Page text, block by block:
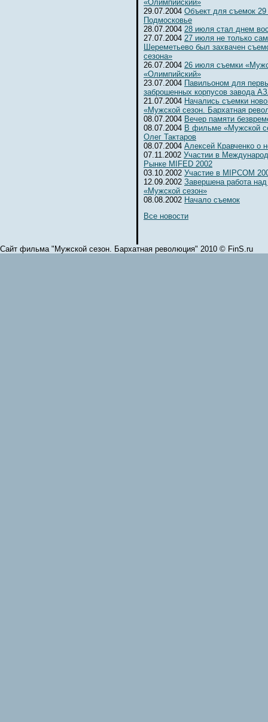
«Олимпийский»
29.07.2004 Объект для съемок
Подмосковье
28.07.2004 28 июля стал днем
27.07.2004 27 июля не только
Шереметьево был захвачен
сезона»
26.07.2004 26 июля съемки
«Олимпийский»
23.07.2004 Павильоном для
заброшенных корпусов завода
21.07.2004 Начались съемки
«Мужской сезон. Бархатная
08.07.2004 Вечер памяти
08.07.2004 В фильме «Мужской
Олег Тактаров
08.07.2004 Алексей Кравченко о
07.11.2002 Участии в
Рынке MIFED 2002
03.10.2002 Участие в MIPCOM
12.09.2002 Завершена работа
«Мужской сезон»
08.08.2002 Начало съемок
Все новости
Сайт фильма "Мужской сезон. Бархатная революция" 2010 © FinS.ru